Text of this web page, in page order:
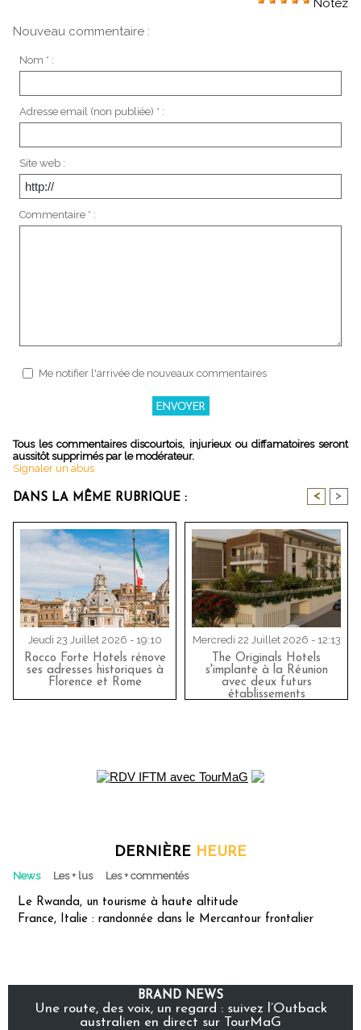
Notez
Nouveau commentaire :
Nom * :
Adresse email (non publiée) * :
Site web :
Commentaire * :
Me notifier l'arrivée de nouveaux commentaires
Tous les commentaires discourtois, injurieux ou diffamatoires seront
aussitôt supprimés par le modérateur.
Signaler un abus
DANS LA MÊME RUBRIQUE : < >
Jeudi 23 Juillet 2026 - 19:10
Rocco Forte Hotels rénove
ses adresses historiques à
Florence et Rome
Mercredi 22 Juillet 2026 - 12:13
The Originals Hotels
s'implante à la Réunion
avec deux futurs
établissements
DERNIÈRE HEURE
News Les + lus Les + commentés
Le Rwanda, un tourisme à haute altitude
France, Italie : randonnée dans le Mercantour frontalier
BRAND NEWS
Une route, des voix, un regard : suivez l’Outback
australien en direct sur TourMaG